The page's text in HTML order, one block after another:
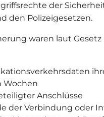
der
den Polizeigesetzen.
waren laut
Wochen
Anschlüsse
der Verbindung oder